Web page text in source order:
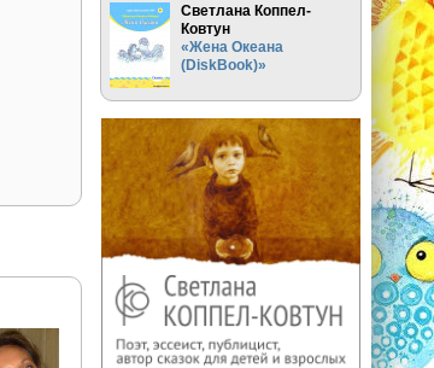
Светлана Коппел-
Ковтун
«Жена Океана
(DiskBook)»